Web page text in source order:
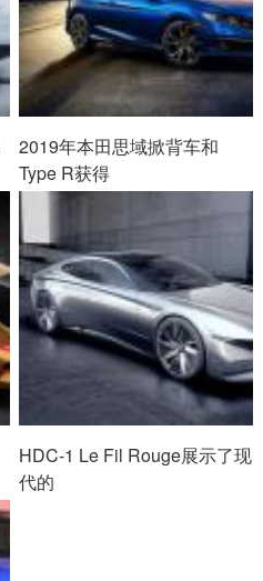
2019年本田思域掀背车和
Type R获得
HDC-1 Le Fil Rouge展示了现
代的